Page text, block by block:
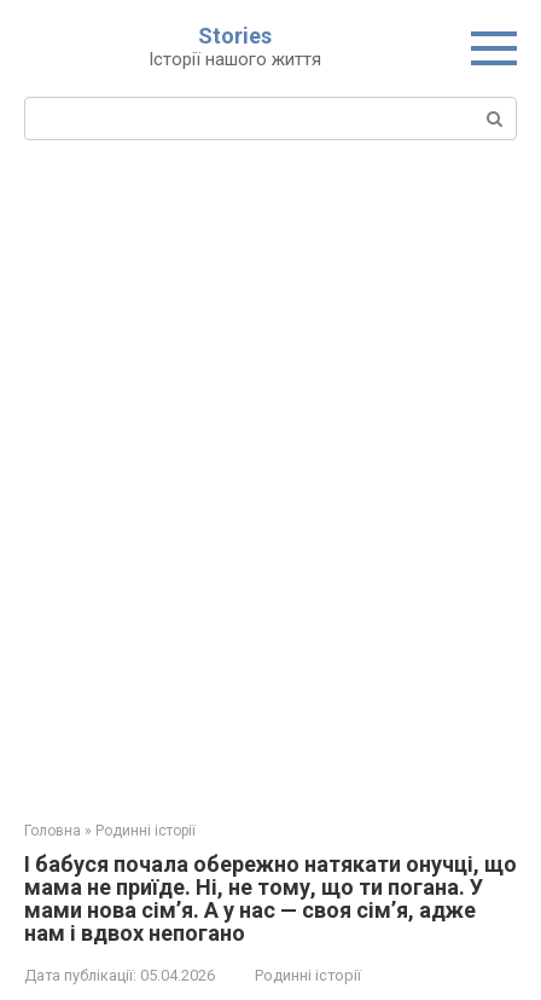
Stories
Історії нашого життя
Пошук:
Головна » Родинні історії
І бабуся почала обережно натякати онучці, що
мама не приїде. Ні, не тому, що ти погана. У
мами нова сім’я. А у нас — своя сім’я, адже
нам і вдвох непогано
Дата публікації: 05.04.2026 Родинні історії